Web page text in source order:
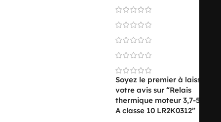
Soyez le premier à laisser
votre avis sur “Relais
thermique moteur 3,7-5,5
A classe 10 LR2K0312”